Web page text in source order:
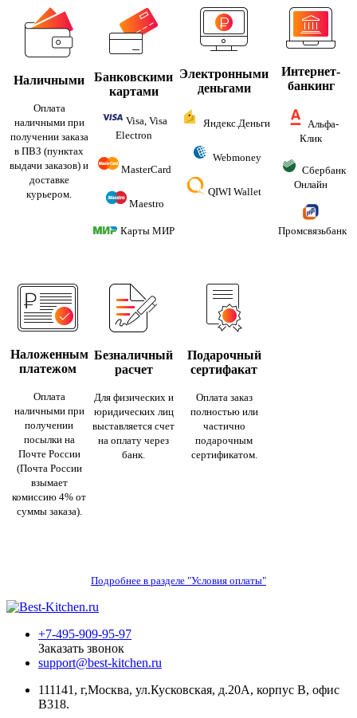
Наличными
Оплата
наличными при
получении заказа
в ПВЗ (пунктах
выдачи заказов) и
доставке
курьером.
Банковскими
картами
Visa, Visa
Electron
MasterCard
Maestro
Карты МИР
Электронными
деньгами
Яндекс.Деньги
Webmoney
QIWI Wallet
Интернет-
банкинг
Альфа-
Клик
Сбербанк
Онлайн
Промсвязьбанк
Наложенным
платежом
Оплата
наличными при
получении
посылки на
Почте России
(Почта России
взымает
комиссию 4% от
суммы заказа).
Безналичный
расчет
Для физических и
юридических лиц
выставляется счет
на оплату через
банк.
Подарочный
сертифакат
Оплата заказ
полностью или
частично
подарочным
сертификатом.
Подробнее в разделе "Условия оплаты"
+7-495-909-95-97
Заказать звонок
support@best-kitchen.ru
111141, г,Москва, ул.Кусковская, д.20А, корпус В, офис
В318.